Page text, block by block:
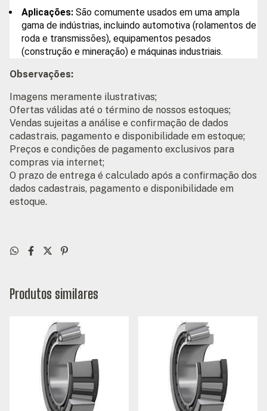
Aplicações: São comumente usados em uma ampla
gama de indústrias, incluindo automotiva (rolamentos de
roda e transmissões), equipamentos pesados
(construção e mineração) e máquinas industriais.
Observações:
Imagens meramente ilustrativas;
Ofertas válidas até o término de nossos estoques;
Vendas sujeitas a análise e confirmação de dados
cadastrais, pagamento e disponibilidade em estoque;
Preços e condições de pagamento exclusivos para
compras via internet;
O prazo de entrega é calculado após a confirmação dos
dados cadastrais, pagamento e disponibilidade em
estoque.
Produtos similares